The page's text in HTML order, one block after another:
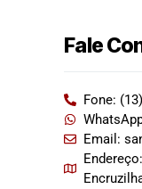
Fale
Fone:
Email: